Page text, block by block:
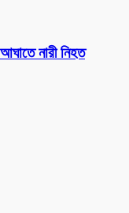
নারী নিহত